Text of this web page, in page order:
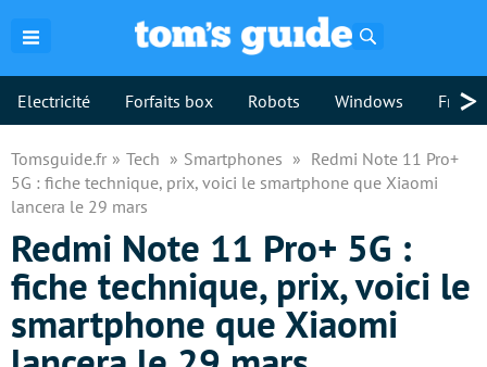
Electricité Forfaits box Robots Windows >
Tomsguide.fr Tech Smartphones
Redmi Note 11 Pro+
5G : fiche technique, prix, voici le smartphone que Xiaomi
lancera le 29 mars
Redmi Note 11 Pro+ 5G :
fiche technique, prix, voici le
smartphone que Xiaomi